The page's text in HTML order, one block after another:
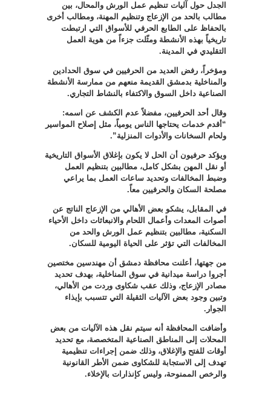
الجدل حول آليات تنظيم عمل الورش والمحال، بين
مطالب بالحد من الإزعاج وتنظيم المهنة، ومطالب أخرى
بالحفاظ على الطابع الحرفي للأسواق التي ارتبطت
تاريخياً بهذه الأنشطة ومثّلت جزءاً من هوية العمل
التقليدي في المدينة.
ومؤخراً، رفض العديد من الحرفيين في سوق الحدادين
والمناخلية بدمشق القديمة منعهم من ممارسة الأنشطة
الصناعية داخل السوق والاكتفاء بالنشاط التجاري.
وقال أحد الحرفيين، مفضلاً عدم الكشف عن اسمه:
“أقدم خدمات يحتاجها الناس يومياً، مثل إصلاح المواسير
ولحام السخانات والأدوات المنزلية”.
ويؤكد حرفيون أن الحل لا يكون بإغلاق الأسواق التاريخية
أو نقل المهن بشكل كامل، مطالبين بتنظيم العمل
وضبط المخالفات وتحديد ساعات العمل بما يراعي
مصلحة السكان والحرفيين معاً.
في المقابل، يشكو بعض الأهالي من الإزعاج الناتج عن
أصوات المعدات وأعمال اللحام والانبعاثات داخل الأحياء
السكنية، مطالبين بتنظيم عمل الورش والحد من
المخالفات التي تؤثر على الحياة اليومية للسكان.
من جهتها، أعلنت محافظة دمشق أن مهندسين مختصين
أجروا دراسة ميدانية في سوق المناخلية، بهدف تحديد
مصادر الإزعاج، وذلك عقب شكاوى وردت من الأهالي،
وتبين وجود بعض الآليات الثقيلة التي تتسبب بإيذاء
الجوار .
وأضافت المحافظة أنه سيتم نقل هذه الآليات من بعض
المحلات إلى المناطق الصناعية المتخصصة، مع تحديد
أوقات للفتح والإغلاق، وذلك ضمن إجراءات تنظيمية
تهدف إلى الاستجابة للشكاوى ضمن الأطر القانونية
والرخص الممنوحة، وليس كإنذارات بالإخلاء.